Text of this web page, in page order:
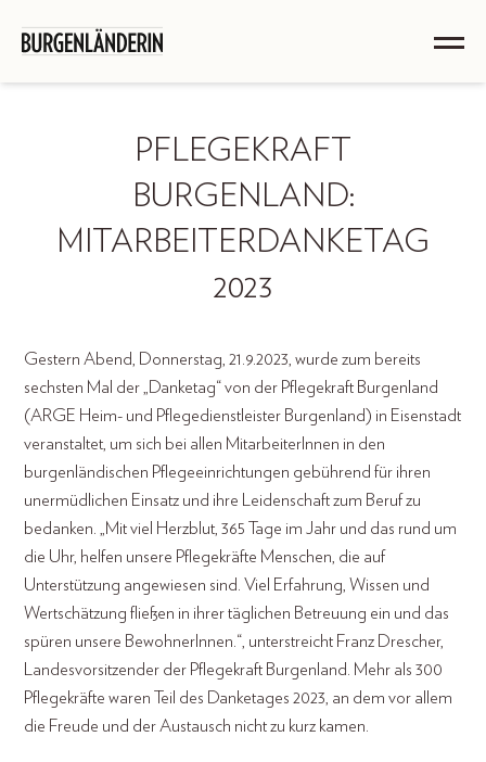
PFLEGEKRAFT
BURGENLAND:
MITARBEITERDANKETAG
2023
Gestern Abend, Donnerstag, 21.9.2023, wurde zum bereits
sechsten Mal der „Danketag“ von der Pflegekraft Burgenland
(ARGE Heim- und Pflegedienstleister Burgenland) in Eisenstadt
veranstaltet, um sich bei allen MitarbeiterInnen in den
burgenländischen Pflegeeinrichtungen gebührend für ihren
unermüdlichen Einsatz und ihre Leidenschaft zum Beruf zu
bedanken. „Mit viel Herzblut, 365 Tage im Jahr und das rund um
die Uhr, helfen unsere Pflegekräfte Menschen, die auf
Unterstützung angewiesen sind. Viel Erfahrung, Wissen und
Wertschätzung fließen in ihrer täglichen Betreuung ein und das
spüren unsere BewohnerInnen.“, unterstreicht Franz Drescher,
Landesvorsitzender der Pflegekraft Burgenland. Mehr als 300
Pflegekräfte waren Teil des Danketages 2023, an dem vor allem
die Freude und der Austausch nicht zu kurz kamen.